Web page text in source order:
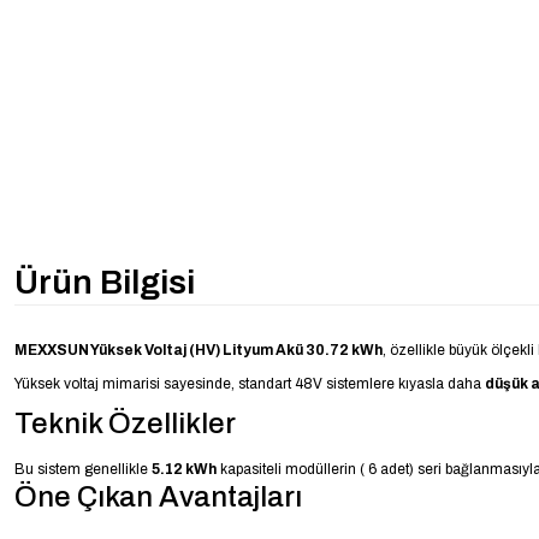
Ürün Bilgisi
MEXXSUN Yüksek Voltaj (HV) Lityum Akü 30.72 kWh, özellikle büyük ölçekli
Yüksek voltaj mimarisi sayesinde, standart 48V sistemlere kıyasla daha düşük
Teknik Özellikler
Bu sistem genellikle 5.12 kWh kapasiteli modüllerin ( 6 adet) seri
Öne Çıkan Avantajları